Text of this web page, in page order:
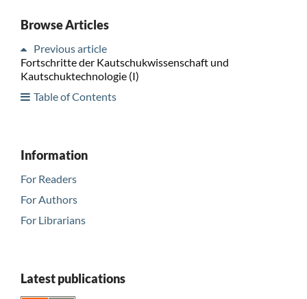
Browse Articles
Previous article
Fortschritte der Kautschukwissenschaft und
Kautschuktechnologie (I)
Table of Contents
Information
For Readers
For Authors
For Librarians
Latest publications